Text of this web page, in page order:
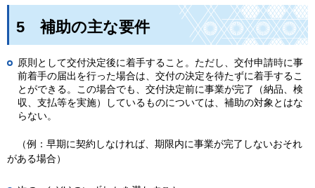
5 補助の主な要件
原則として交付決定後に着手すること。ただし、 交付申請時に事
前着手の届出を行った場合は、交付の決定を待たずに着手するこ
とができる。この場合でも、交付決定前に事業が完了（納品、検
収、支払等を実施）しているものについては、補助の対象とはな
らない。
（例：早期に契約しなければ、期限内に事業が完了しないおそれ
がある場合）